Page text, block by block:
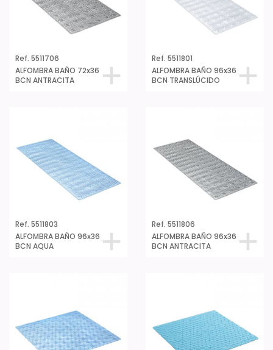
Ref. 5511706
ALFOMBRA BAÑO 72x36
BCN ANTRACITA
Ref. 5511801
ALFOMBRA BAÑO 96x36
BCN TRANSLÚCIDO
Ref. 5511803
ALFOMBRA BAÑO 96x36
BCN AQUA
Ref. 5511806
ALFOMBRA BAÑO 96x36
BCN ANTRACITA